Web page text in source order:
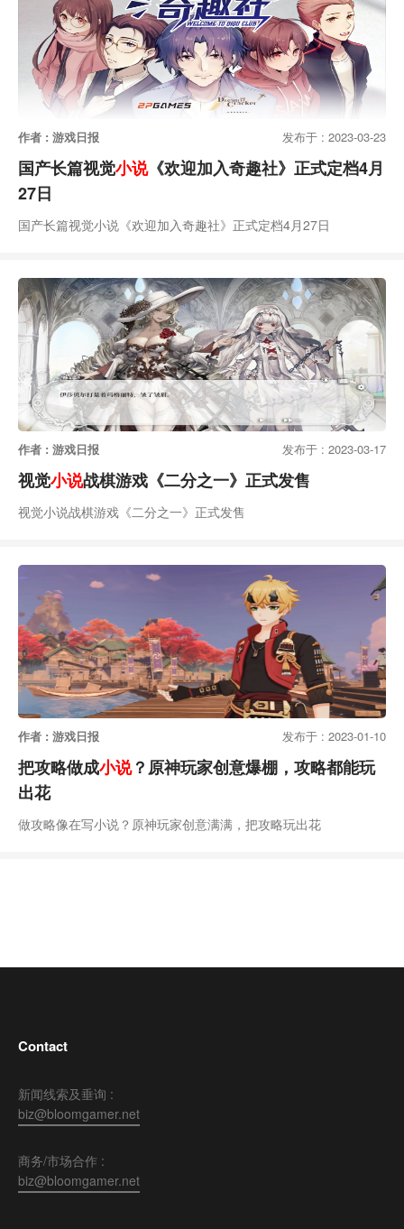
作者 : 游戏日报 发布于 : 2023-03-23
国产长篇视觉小说《欢迎加入奇趣社》正式定档4月
27日
国产长篇视觉小说《欢迎加入奇趣社》正式定档4月27日
作者 : 游戏日报 发布于 : 2023-03-17
视觉小说战棋游戏《二分之一》正式发售
视觉小说战棋游戏《二分之一》正式发售
作者 : 游戏日报 发布于 : 2023-01-10
把攻略做成小说？原神玩家创意爆棚，攻略都能玩
出花
做攻略像在写小说？原神玩家创意满满，把攻略玩出花
Contact
新闻线索及垂询 :
biz@bloomgamer.net
商务/市场合作 :
biz@bloomgamer.net